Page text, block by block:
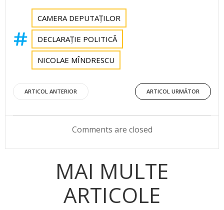
CAMERA DEPUTAȚILOR
DECLARAȚIE POLITICĂ
NICOLAE MÎNDRESCU
Post
navigation
ARTICOL ANTERIOR
Post
navigation
ARTICOL URMĂTOR
Comments are closed
MAI MULTE
ARTICOLE